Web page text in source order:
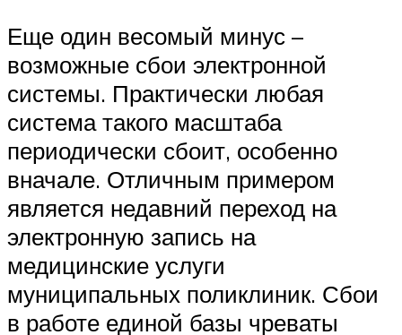
Еще один весомый минус –
возможные сбои электронной
системы. Практически любая
система такого масштаба
периодически сбоит, особенно
вначале. Отличным примером
является недавний переход на
электронную запись на
медицинские услуги
муниципальных поликлиник. Сбои
в работе единой базы чреваты